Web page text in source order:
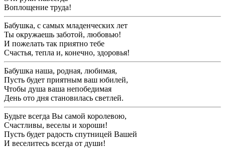
Воплощение труда!
Бабушка, с самых младенческих лет
Ты окружаешь заботой, любовью!
И пожелать так приятно тебе
Счастья, тепла и, конечно, здоровья!
Бабушка наша, родная, любимая,
Пусть будет приятным ваш юбилей,
Чтобы душа ваша непобедимая
День ото дня становилась светлей.
Будьте всегда Вы самой королевою,
Счастливы, веселы и хороши!
Пусть будет радость спутницей Вашей
И веселитесь всегда от души!